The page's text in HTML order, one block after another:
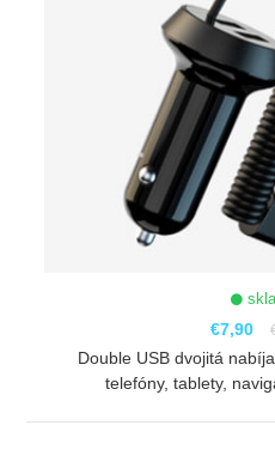
€7,90
Double USB dvojitá
telefóny, tablety,